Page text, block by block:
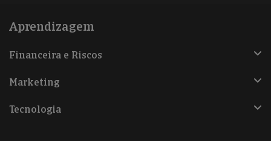
Aprendizagem
Financeira e Riscos
Marketing
Tecnologia